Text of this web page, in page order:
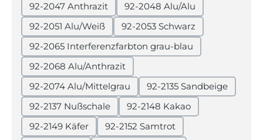
92-2047 Anthrazit
92-2048 Alu/Alu
92-2051 Alu/Weiß
92-2053 Schwarz
92-2065 Interferenzfarbton grau-blau
92-2068 Alu/Anthrazit
92-2074 Alu/Mittelgrau
92-2135 Sandbeige
92-2137 Nußschale
92-2148 Kakao
92-2149 Käfer
92-2152 Samtrot